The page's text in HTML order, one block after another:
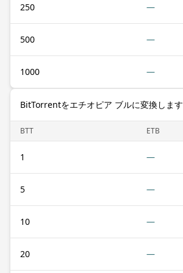
250 —
500 —
1000 —
BitTorrentをエチオピア ブルに変換します
BTT ETB
1 —
5 —
10 —
20 —